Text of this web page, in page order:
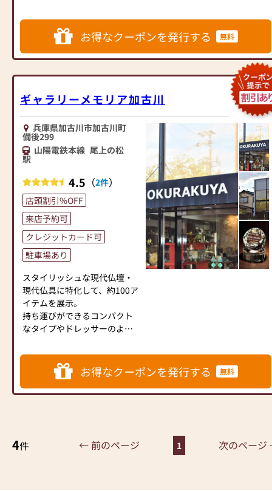
加古川店の国道2号線沿いに面
した場所に有り、JR加古川駅
より南へ徒歩約5分の位置にあ
ります。駐車場も完備してお
壇・お仏具をご準備させて頂
いており、墓石・保険・旅行
もお承りさせて頂いておりま
す。
また、店内ではゆっくりお寛
ぎ頂きながら商品をご覧頂く
おります。
是非、ご家族お揃いでお越し
下さいませ。社員一同、皆様
のご来店をお待ちしておりま
す。
当店ではコロナ対策として下
記の項目を実施しておりま
す。
①消毒液を設置
②従業員は手洗い・うが
い・マスクを着用
⑤短縮営業等によって営業
時間を調整
お得なクーポンを発行する 無料
ギャラリーメモリア加古川
兵庫県加古川市加古川町
備後299
山陽電鉄本線 尾上の松
駅
4.5 （2件）
店頭割引%OFF
来店予約可
クレジットカード可
駐車場あり
スタイリッシュな現代仏壇・
現代仏具に特化して、約100ア
イテムを展示。
持ち運びができるコンパクト
なタイプやドレッサーのよう
サイズ・デザインの異なる現
代仏壇が一堂に集まっていま
ら来られる場合
お得なクーポンを発行する 無料
4件 ← 前のページ 1 次のペー